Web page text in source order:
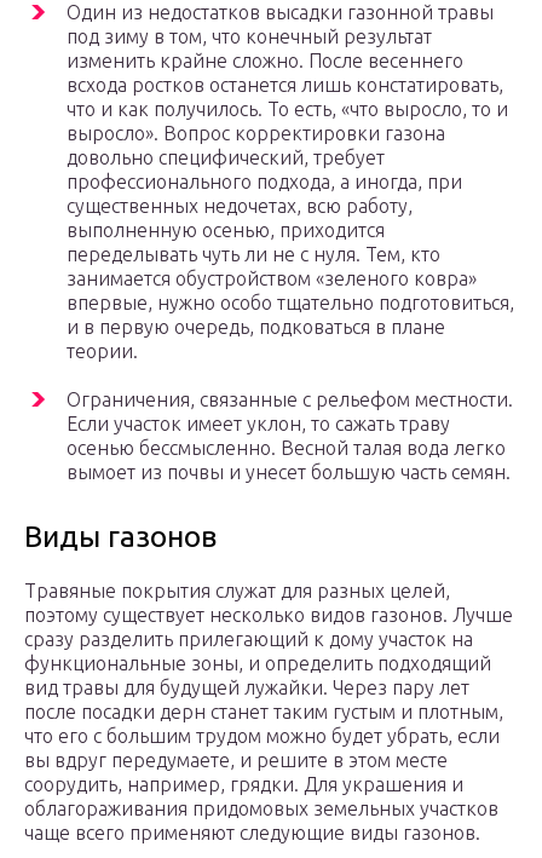
Один из недостатков высадки газонной травы
под зиму в том, что конечный результат
изменить крайне сложно. После весеннего
всхода ростков останется лишь констатировать,
что и как получилось. То есть, «что выросло, то и
выросло». Вопрос корректировки газона
довольно специфический, требует
профессионального подхода, а иногда, при
существенных недочетах, всю работу,
выполненную осенью, приходится
переделывать чуть ли не с нуля. Тем, кто
занимается обустройством «зеленого ковра»
впервые, нужно особо тщательно подготовиться,
и в первую очередь, подковаться в плане
теории.
Ограничения, связанные с рельефом местности.
Если участок имеет уклон, то сажать траву
осенью бессмысленно. Весной талая вода легко
вымоет из почвы и унесет большую часть семян.
Виды газонов
Травяные покрытия служат для разных целей,
поэтому существует несколько видов газонов. Лучше
сразу разделить прилегающий к дому участок на
функциональные зоны, и определить подходящий
вид травы для будущей лужайки. Через пару лет
после посадки дерн станет таким густым и плотным,
что его с большим трудом можно будет убрать, если
вы вдруг передумаете, и решите в этом месте
соорудить, например, грядки. Для украшения и
облагораживания придомовых земельных участков
чаще всего применяют следующие виды газонов.